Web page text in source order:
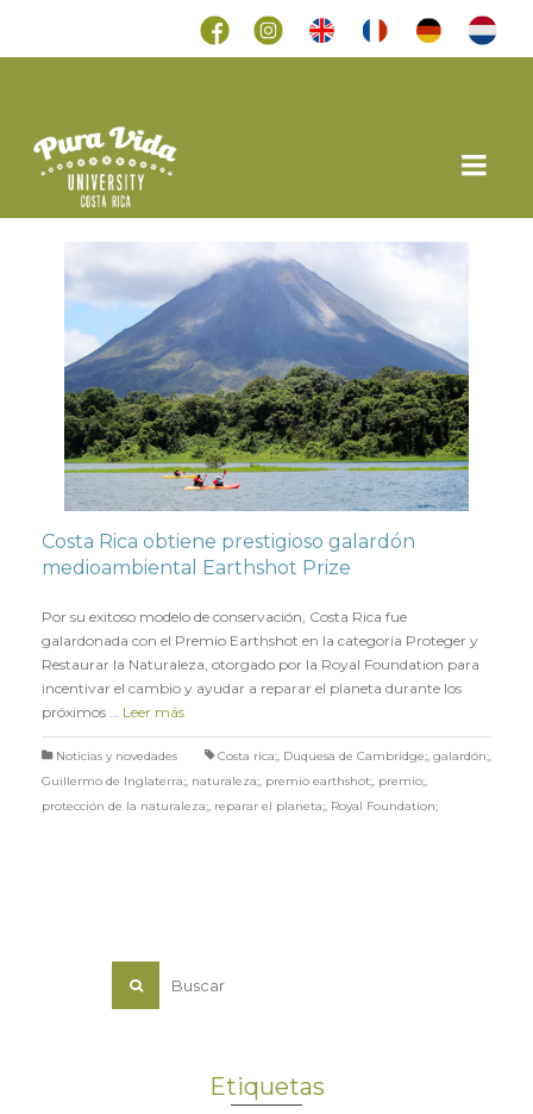
Costa Rica obtiene prestigioso galardón
medioambiental Earthshot Prize
Por su exitoso modelo de conservación, Costa Rica fue
galardonada con el Premio Earthshot en la categoría Proteger y
Restaurar la Naturaleza, otorgado por la Royal Foundation para
incentivar el cambio y ayudar a reparar el planeta durante los
próximos … Leer más
Noticias y novedades Costa rica;, Duquesa de Cambridge;, galardón;,
Guillermo de Inglaterra;, naturaleza;, premio earthshot;, premio;,
protección de la naturaleza;, reparar el planeta;, Royal Foundation;
Etiquetas